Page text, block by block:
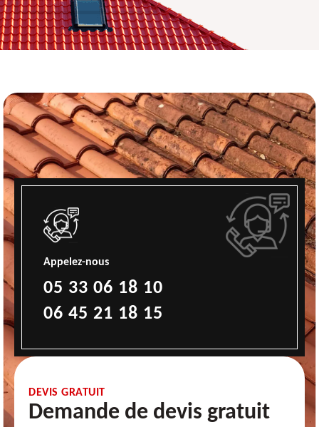
Appelez-nous
05 33 06 18 10
06 45 21 18 15
DEVIS GRATUIT
Demande de devis gratuit